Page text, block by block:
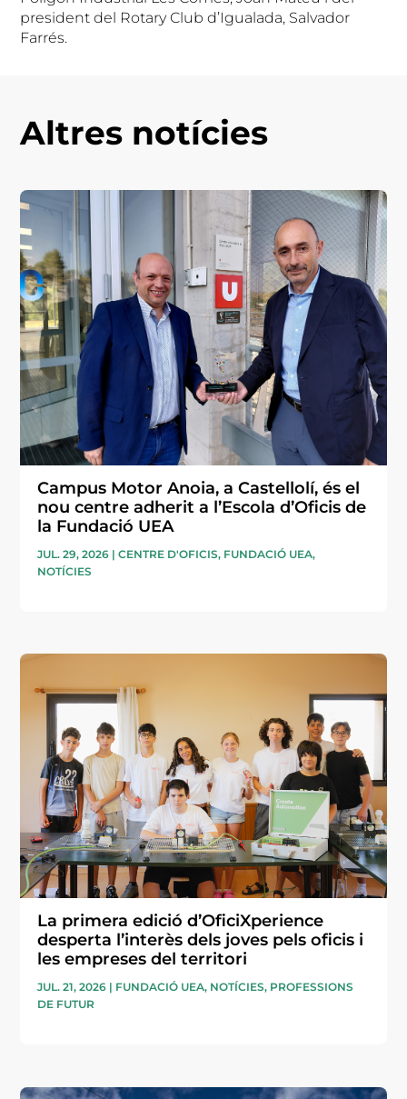
president del Rotary Club d’Igualada, Salvador
Farrés.
Altres notícies
Campus Motor Anoia, a Castellolí, és el
nou centre adherit a l’Escola d’Oficis de
la Fundació UEA
JUL. 29, 2026 |CENTRE D'OFICIS, FUNDACIÓ UEA,
NOTÍCIES
La primera edició d’OficiXperience
desperta l’interès dels joves pels oficis i
les empreses del territori
JUL. 21, 2026 | FUNDACIÓ UEA, NOTÍCIES, PROFESSIONS
DE FUTUR